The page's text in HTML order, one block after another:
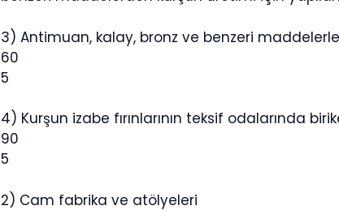
3) Antimuan, kalay, bronz ve benzeri
60
5
4) Kurşun izabe fırınlarının teksif odalarında
90
5
2) Cam fabrika ve atölyeleri